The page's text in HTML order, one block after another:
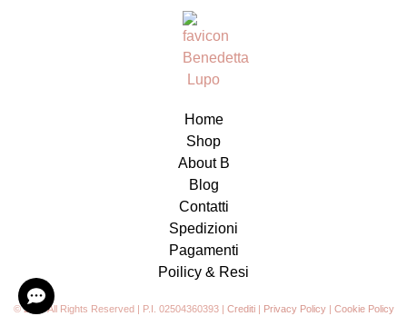
Home
Shop
About B
Blog
Contatti
Spedizioni
Pagamenti
Poilicy & Resi
© 2023 All Rights Reserved | P.I. 02504360393 | Crediti| Privacy Policy| Cookie Policy